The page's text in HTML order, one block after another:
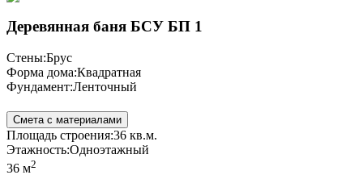
Деревянная баня БСУ БП 1
Стены:Брус
Форма дома:Квадратная
Фундамент:Ленточный
Смета с материалами
Площадь строения:36 кв.м.
Этажность:Одноэтажный
36 м2